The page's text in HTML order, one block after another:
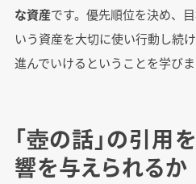
な資産です。優先順位を決め、
いう資産を大切に使い行動し続
進んでいけるということを学びま
「壺の話」の引用
響を与えられるか